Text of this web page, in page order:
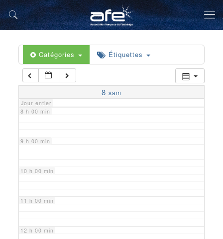
Catégories Étiquettes
8 sam
Jour entier
5 h 00 min
6 h 00 min
7 h 00 min
8 h 00 min
9 h 00 min
10 h 00 min
11 h 00 min
12 h 00 min